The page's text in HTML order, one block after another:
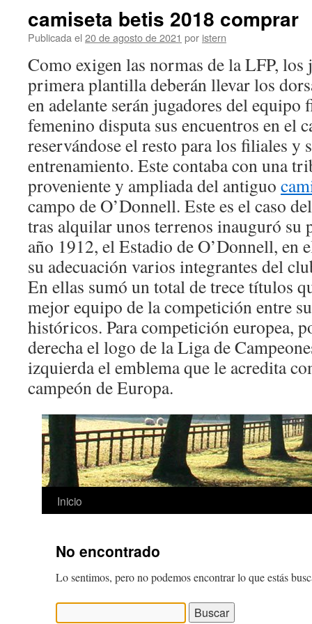
camiseta betis 2018 comprar
Publicada el 20 de agosto de 2021 por istern
Como exigen las normas de la LFP, los
primera plantilla deberán llevar los
en adelante serán jugadores del
femenino disputa sus encuentros en el
reservándose el resto para los filiales y
entrenamiento. Este contaba con una
proveniente y ampliada del antiguo
campo de O’Donnell. Este es el caso
tras alquilar unos terrenos inauguró su
año 1912, el Estadio de O’Donnell, en
su adecuación varios integrantes del
En ellas sumó un total de trece títulos
mejor equipo de la competición entre
históricos. Para competición europea,
derecha el logo de la Liga de
izquierda el emblema que le acredita
campeón de Europa.